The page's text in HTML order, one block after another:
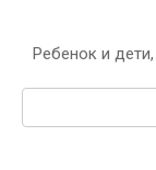
контентуРебенок и
Поиск: